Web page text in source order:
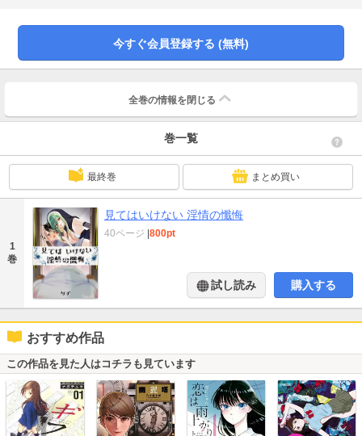
誌作品の電子書籍版となります。【40ページ】
今すぐ会員登録する (無料)
全巻の情報を 閉じる
巻一覧
最終巻 まとめ買い
1
巻
見てはいけない 淫情の懺悔
40ページ |800pt
試し読み 購入する
おすすめ作品
この作品を見た人はコチラも見ています